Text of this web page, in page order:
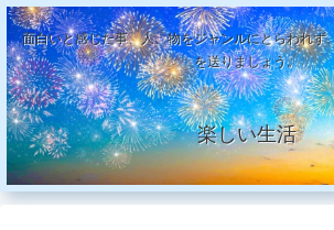
面白いと感じた事、人、物をジャンルにとらわれず
を送りましょう。
楽しい生活